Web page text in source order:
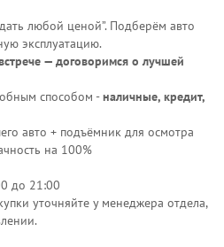
любой ценой”. Подберём авто
эксплуатацию.
— договоримся о лучшей
способом -наличные, кредит,
авто + подъёмник для осмотра
на 100%
до 21:00
уточняйте у менеджера отдела,